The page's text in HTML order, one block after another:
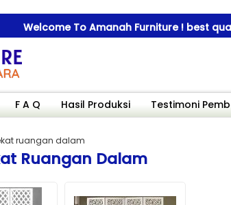
Welcome To Amanah Furniture ! best
Welcome To Amanah Furniture ! best
F A Q Hasil Produksi Testimoni
ruangan dalam
Ruangan Dalam